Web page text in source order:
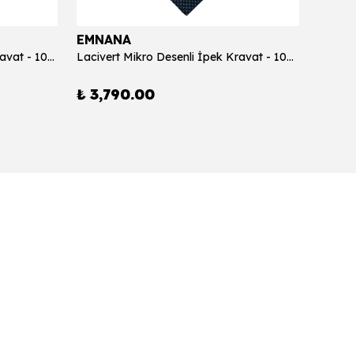
Kırmızı Diagonal Çizgili İpek Kravat - 10011
EMNANA
Lacivert Mikro Desenli İpek Kravat - 10006
₺ 3,790.00